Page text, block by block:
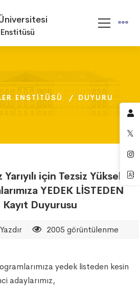
ENSTITÜSÜ DUYURU
ENSTITÜSÜ DUYURU
ENSTITÜSÜ DUYURU
için Tezsiz Yüksek
YEDEK LİSTEDEN
Kayıt Duyurusu
Yazdır 2005 görüntülenme
yedek listeden kesin
adaylarımız,